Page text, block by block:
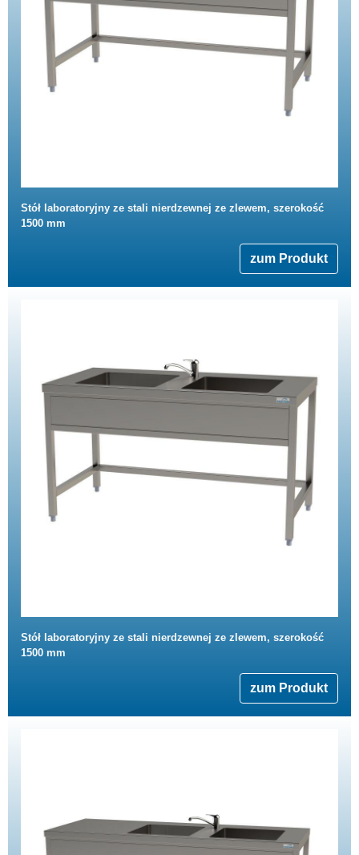
Stół laboratoryjny ze stali nierdzewnej ze zlewem, szerokość
1500 mm
zum Produkt
Stół laboratoryjny ze stali nierdzewnej ze zlewem, szerokość
1500 mm
zum Produkt